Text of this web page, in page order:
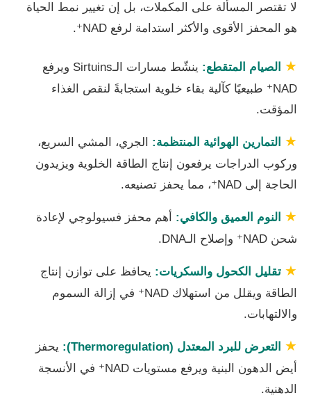
لا تقتصر المسألة على المكملات، بل إن تغيير نمط الحياة
هو المحفز الأقوى والأكثر استدامة لرفع NAD⁺.
★ الصيام المتقطع:
ينشّط مسارات الـSirtuins ويرفع
NAD⁺ طبيعيًا كآلية بقاء خلوية استجابةً لنقص الغذاء
المؤقت.
★ التمارين الهوائية المنتظمة: الجري، المشي السريع،
وركوب الدراجات يرفعون إنتاج الطاقة الخلوية ويزيدون
الحاجة إلى NAD⁺، مما يحفز تصنيعه.
★ النوم العميق والكافي: أهم محفز فسيولوجي لإعادة
شحن NAD⁺ وإصلاح الـDNA.
★ تقليل الكحول والسكريات: يحافظ على توازن إنتاج
الطاقة ويقلل من استهلاك NAD⁺ في إزالة السموم
والالتهابات.
★ التعرض للبرد المعتدل (Thermoregulation):
يحفز
أيض الدهون البنية ويرفع مستويات NAD⁺ في الأنسجة
الدهنية.